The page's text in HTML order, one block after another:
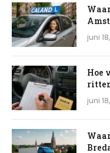
juni
Hoe
juni